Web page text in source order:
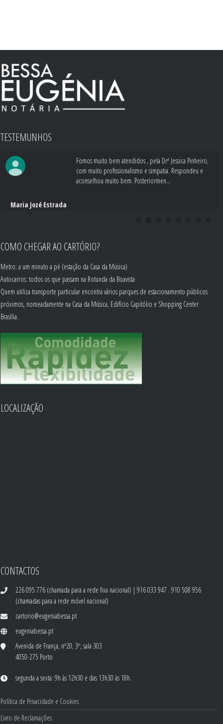
TESTEMUNHOS
Fomos muito bem atendidos , pela Drª Jessica Pinheiro,
com muito profissionalismo e simpatia. Respondeu e
aconselhou muito bem. Posteriormen...
Maria Jozé Estrada
COMO CHEGAR AO CARTÓRIO?
Metro: a um minuto a pé (estação da Casa da Música)
Autocarros: todos os que passam na Rotunda da Boavista
Quem utiliza transporte particular encontra vários parques de estacionamento públicos
próximos, nomeadamente na Casa da Música, Edifício Capitólio e Shopping Center
Brasília.
LOCALIZAÇÃO
CONTACTOS
226 095 776 (chamada para a rede fixa nacional) | 916 033 947 . 910 508 956
(chamadas para a rede móvel nacional)
cartorio@eugeniabessa.pt
eugeniabessa.pt
Avenida de França, nº20, 3º, sala 303
4050-275 Porto
segunda a sexta: 9h às 12h30 e das 13h30 às 18h.
Política de Privacidade e Cookies
Livro de Reclamações